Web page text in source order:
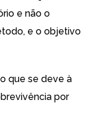
e não o
e o objetivo
que se deve à
por